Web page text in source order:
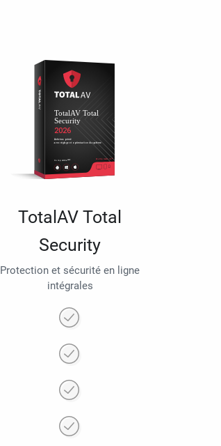
TotalAV Total
Security
Protection et sécurité en ligne
intégrales